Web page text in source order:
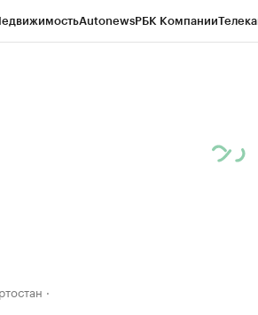
AutonewsРБК Компании